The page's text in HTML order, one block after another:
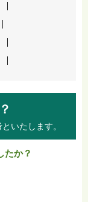
いたします。
たか？